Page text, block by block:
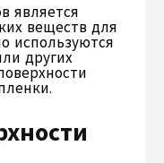
является
веществ для
используются
других